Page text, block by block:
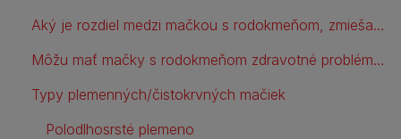
Aký je rozdiel medzi mačkou s rodokmeňom, zmiešanou a kríženou mačkou?
Môžu mať mačky s rodokmeňom zdravotné problémy?
Typy plemenných/čistokrvných mačiek
Polodlhosrsté plemeno